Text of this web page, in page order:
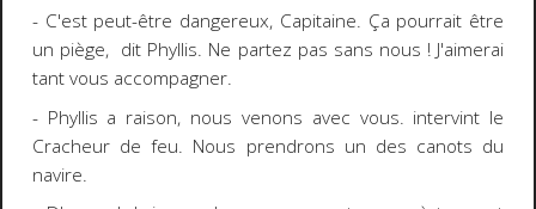
- C'est peut-être dangereux, Capitaine. Ça pourrait être
un piège, dit Phyllis. Ne partez pas sans nous ! J'aimerai
tant vous accompagner.
- Phyllis a raison, nous venons avec vous. intervint le
Cracheur de feu. Nous prendrons un des canots du
navire.